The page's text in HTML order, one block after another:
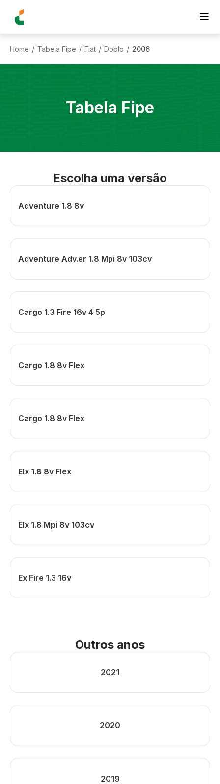
Home / Tabela Fipe / Fiat / Doblo / 2006
Tabela Fipe
Escolha uma versão
Adventure 1.8 8v
Adventure Adv.er 1.8 Mpi 8v 103cv
Cargo 1.3 Fire 16v 4 5p
Cargo 1.8 8v Flex
Cargo 1.8 8v Flex
Elx 1.8 8v Flex
Elx 1.8 Mpi 8v 103cv
Ex Fire 1.3 16v
Outros anos
2021
2020
2019